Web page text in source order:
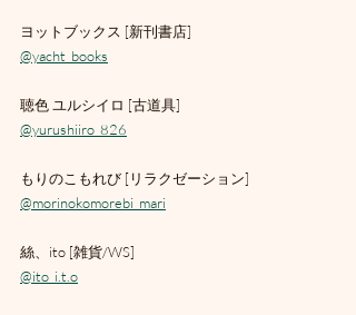
ヨットブックス [新刊書店]
@yacht_books
聴色 ユルシイロ [古道具]
@yurushiiro_826
もりのこもれび [リラクゼーション]
@morinokomorebi_mari
絲、ito [雑貨/WS]
@ito_i.t.o